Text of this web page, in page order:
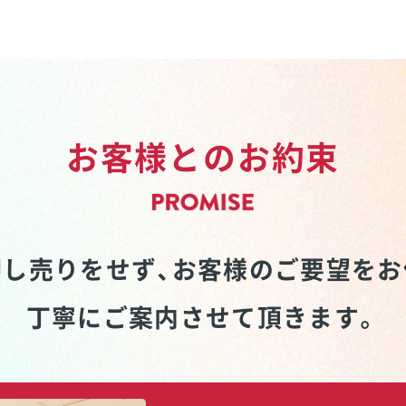
お客様とのお約束
売りをせず、 お客様のご要望を
丁寧にご案内させて頂きます。